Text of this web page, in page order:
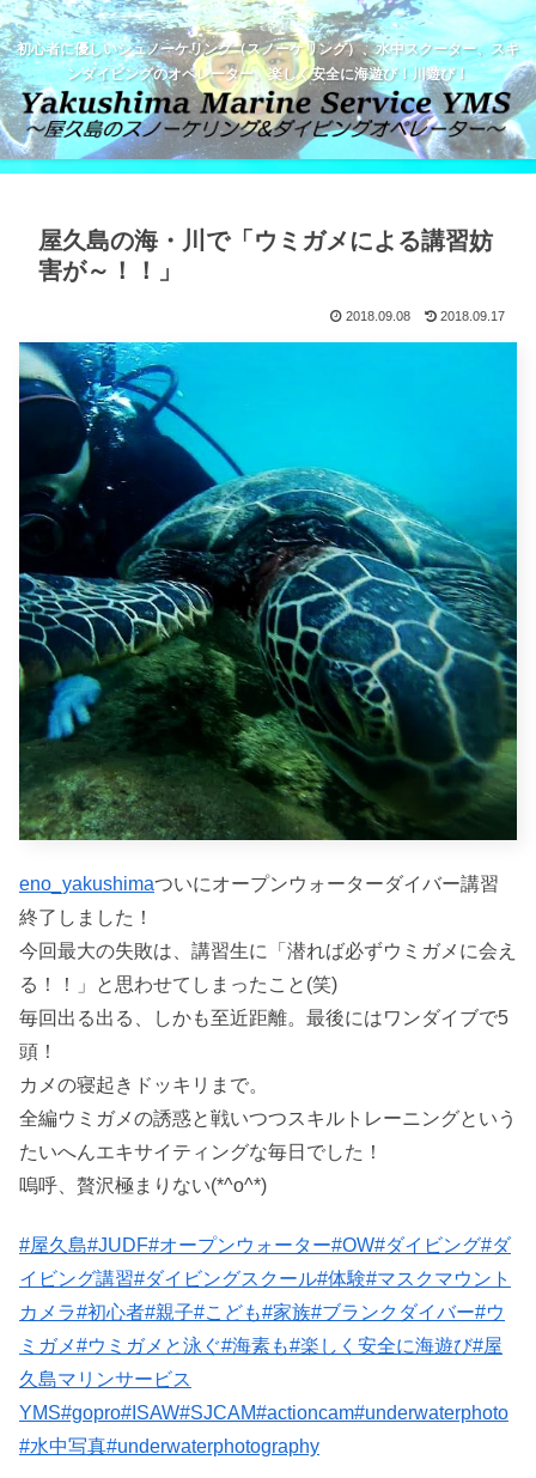
初心者に優しいシュノーケリング（スノーケリング）、水中スクーター、スキ
ンダイビングのオペレーター。楽しく安全に海遊び！川遊び！
屋久島の海・川で「ウミガメによる講習妨
害が～！！」
2018.09.08 2018.09.17
eno_yakushimaついにオープンウォーターダイバー講習
終了しました！
今回最大の失敗は、講習生に「潜れば必ずウミガメに会え
る！！」と思わせてしまったこと(笑)
毎回出る出る、しかも至近距離。最後にはワンダイブで5
頭！
カメの寝起きドッキリまで。
全編ウミガメの誘惑と戦いつつスキルトレーニングという
たいへんエキサイティングな毎日でした！
嗚呼、贅沢極まりない(*^o^*)
#屋久島#JUDF#オープンウォーター#OW#ダイビング#ダ
イビング講習#ダイビングスクール#体験#マスクマウント
カメラ#初心者#親子#こども#家族#ブランクダイバー#ウ
ミガメ#ウミガメと泳ぐ#海素も#楽しく安全に海遊び#屋
久島マリンサービス
YMS#gopro#ISAW#SJCAM#actioncam#underwaterphoto
#水中写真#underwaterphotography